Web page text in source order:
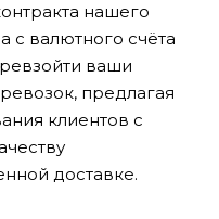
нашего
с валютного счёта
ваши
предлагая
клиентов с
доставке.